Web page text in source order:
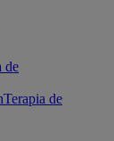
de
Terapia de